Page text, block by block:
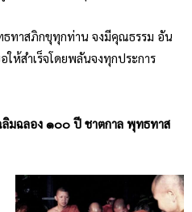
ทาสภิกขุทุกท่าน จงมีคุณธรรม อัน
ให้สำเร็จโดยพลันจงทุกประการ
มฉลอง ๑๐๐ ปี ชาตกาล พุทธทาส